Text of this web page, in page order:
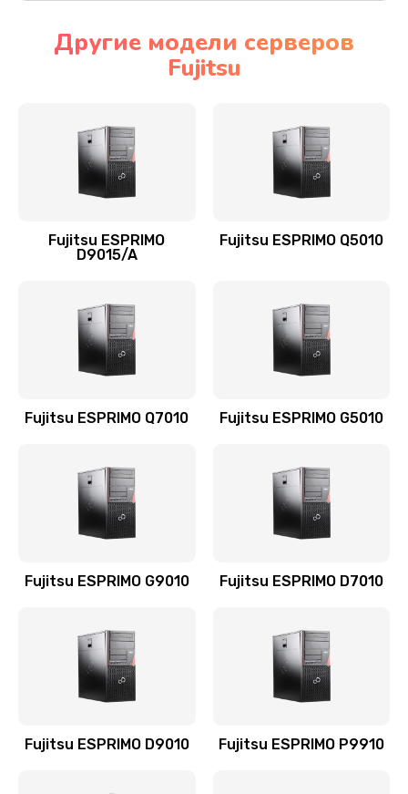
Другие модели серверов
Fujitsu
Fujitsu ESPRIMO
D9015/A
Fujitsu ESPRIMO Q5010
Fujitsu ESPRIMO Q7010 Fujitsu ESPRIMO G5010
Fujitsu ESPRIMO G9010 Fujitsu ESPRIMO D7010
Fujitsu ESPRIMO D9010 Fujitsu ESPRIMO P9910